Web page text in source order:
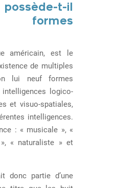
t-il
américain, est le
de multiples
lui neuf formes
intelligences logico-
et visuo-spatiales,
intelligences.
: « musicale », «
« naturaliste » et
donc partie d’une